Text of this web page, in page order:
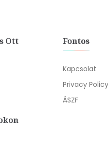
Ott Fontos
Kapcsolat
Privacy Policy
ÁSZF